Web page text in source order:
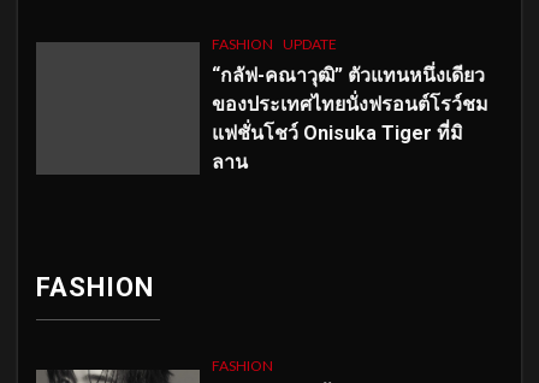
FASHION UPDATE
“กลัฟ-คณาวุฒิ” ตัวแทนหนึ่งเดียว
ของประเทศไทยนั่งฟรอนต์โรว์ชม
แฟชั่นโชว์ Onisuka Tiger ที่มิ
ลาน
FASHION
FASHION